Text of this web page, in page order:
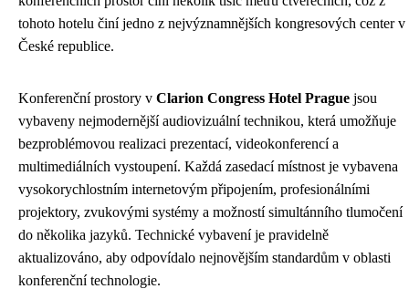
tohoto hotelu činí jedno z nejvýznamnějších kongresových center v
České republice.
Konferenční prostory v Clarion Congress Hotel Prague jsou
vybaveny nejmodernější audiovizuální technikou, která umožňuje
bezproblémovou realizaci prezentací, videokonferencí a
multimediálních vystoupení. Každá zasedací místnost je vybavena
vysokorychlostním internetovým připojením, profesionálními
projektory, zvukovými systémy a možností simultánního tlumočení
do několika jazyků. Technické vybavení je pravidelně
aktualizováno, aby odpovídalo nejnovějším standardům v oblasti
konferenční technologie.